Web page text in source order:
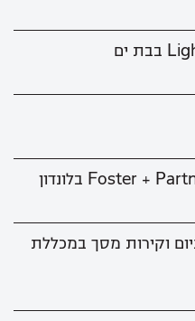
וקירות מסך במכללת